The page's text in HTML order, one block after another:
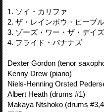
1. ソイ・カリファ
2. ザ・レインボウ・ピープル
3. ゾーズ・ワー・ザ・デイ
4. フライド・バナナズ
Dexter Gordon (tenor
Kenny Drew (piano)
Niels-Henning Orsted
Albert Heath (drums #1)
Makaya Ntshoko (drums